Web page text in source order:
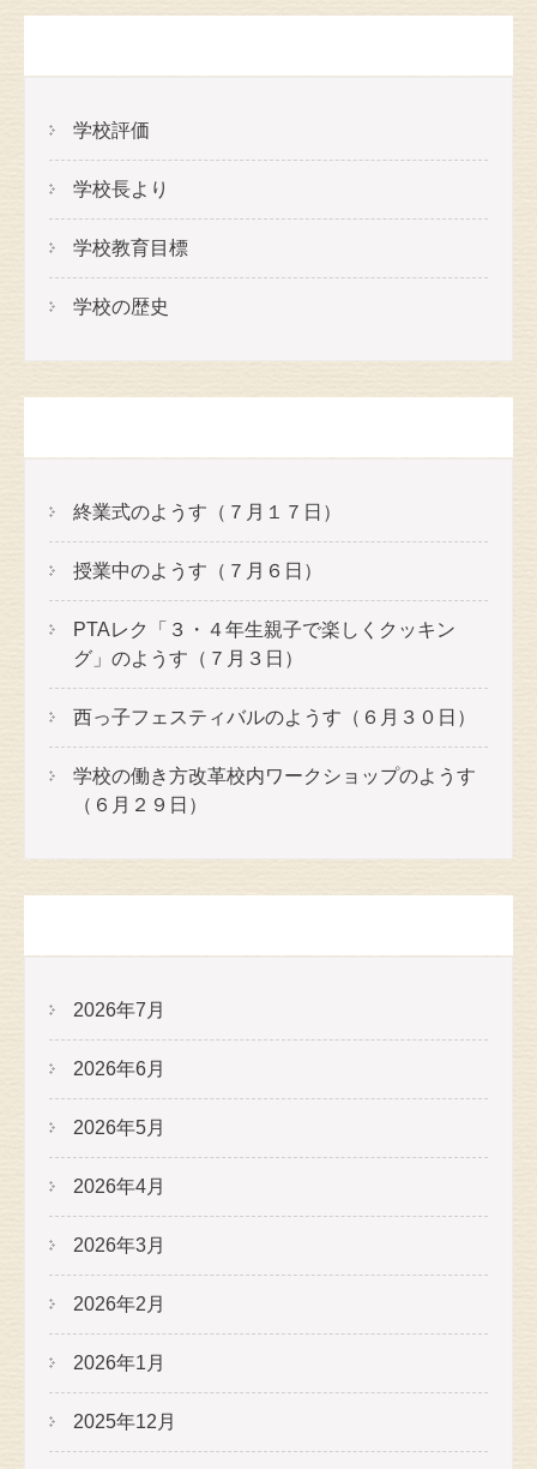
学校評価
学校長より
学校教育目標
学校の歴史
終業式のようす（７月１７日）
授業中のようす（７月６日）
PTAレク「３・４年生親子で楽しくクッキン
グ」のようす（７月３日）
西っ子フェスティバルのようす（６月３０日）
学校の働き方改革校内ワークショップのようす
（６月２９日）
2026年7月
2026年6月
2026年5月
2026年4月
2026年3月
2026年2月
2026年1月
2025年12月